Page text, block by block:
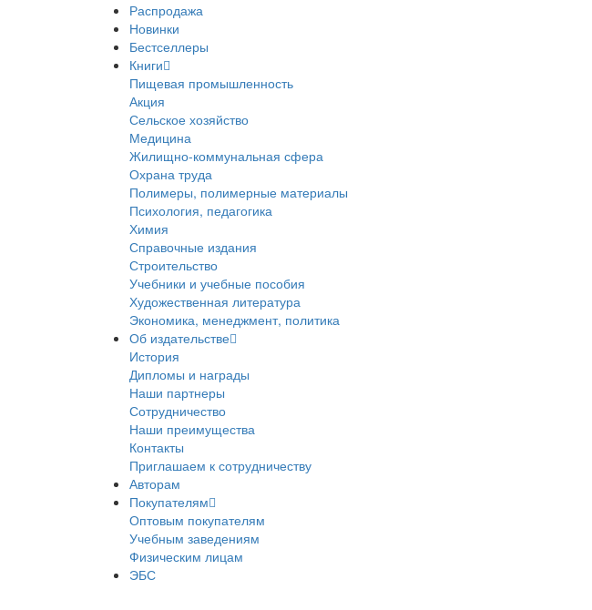
Распродажа
Новинки
Бестселлеры
Книги
Пищевая промышленность
Акция
Сельское хозяйство
Медицина
Жилищно-коммунальная сфера
Охрана труда
Полимеры, полимерные материалы
Психология, педагогика
Химия
Справочные издания
Строительство
Учебники и учебные пособия
Художественная литература
Экономика, менеджмент, политика
Об издательстве
История
Дипломы и награды
Наши партнеры
Сотрудничество
Наши преимущества
Контакты
Приглашаем к сотрудничеству
Авторам
Покупателям
Оптовым покупателям
Учебным заведениям
Физическим лицам
ЭБС